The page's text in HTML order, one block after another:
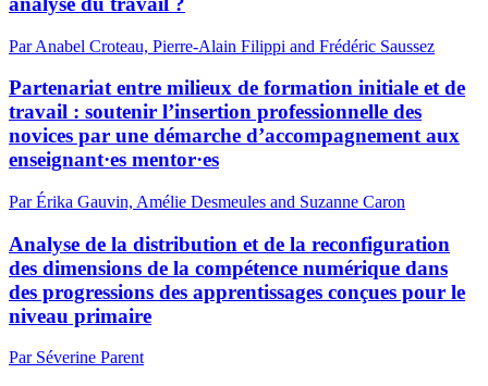
Par Anabel Croteau, Pierre-Alain Filippi and Frédéric Saussez
Partenariat entre milieux de formation initiale et de
travail : soutenir l’insertion professionnelle des
novices par une démarche d’accompagnement aux
enseignant·es mentor·es
Par Érika Gauvin, Amélie Desmeules and Suzanne Caron
Analyse de la distribution et de la reconfiguration
des dimensions de la compétence numérique dans
des progressions des apprentissages conçues pour le
niveau primaire
Par Séverine Parent